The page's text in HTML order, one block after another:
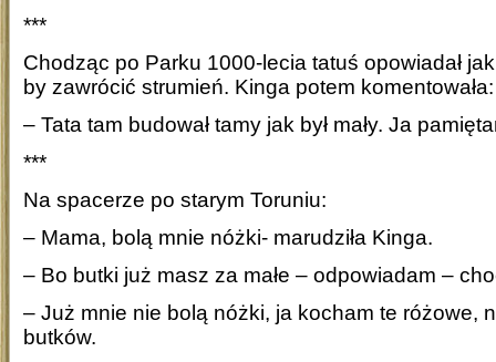
***
Chodząc po Parku 1000-lecia tatuś opowiadał
by zawrócić strumień. Kinga potem komentowała:
– Tata tam budował tamy jak był mały. Ja
***
Na spacerze po starym Toruniu:
– Mama, bolą mnie nóżki- marudziła Kinga.
– Bo butki już masz za małe – odpowiadam –
– Już mnie nie bolą nóżki, ja kocham te różowe,
butków.